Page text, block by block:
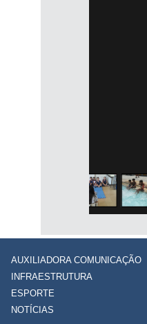
AUXILIADORA COMUNICAÇÃO
INFRAESTRUTURA
ESPORTE
NOTÍCIAS